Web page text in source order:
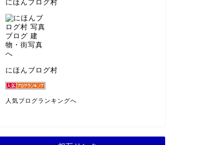
にほんブログ村
にほんブログ村
人気ブログランキングへ